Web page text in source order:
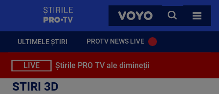
VOYO
CAUTA
TOATE
ULTIMELE ȘTIRI PROTV NEWS LIVE
LIVE Știrile PRO TV ale dimineții
STIRI 3D